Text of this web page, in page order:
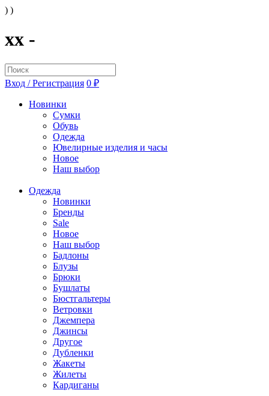
) )
xx -
Вход / Регистрация 0 ₽
Новинки
Сумки
Обувь
Одежда
Ювелирные изделия и часы
Новое
Наш выбор
Одежда
Новинки
Бренды
Sale
Новое
Наш выбор
Бадлоны
Блузы
Брюки
Бушлаты
Бюстгальтеры
Ветровки
Джемпера
Джинсы
Другое
Дубленки
Жакеты
Жилеты
Кардиганы